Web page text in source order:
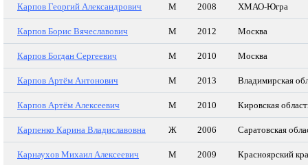
Карпов Георгий Александрович М 2008 ХМАО-Югра
Карпов Борис Вячеславович М 2012 Москва
Карпов Богдан Сергеевич М 2010 Москва
Карпов Артём Антонович М 2013 Владимирская
Карпов Артём Алексеевич М 2010 Кировская
Карпенко Карина Владиславовна Ж 2006 Саратовская
Карнаухов Михаил Алексеевич М 2009 Красноярский